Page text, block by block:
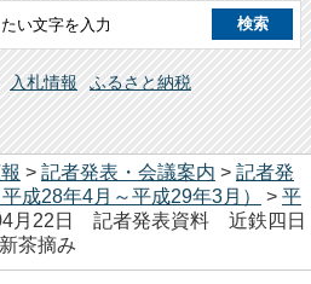
入札情報
ふるさと納税
> 記者発表・会議案内 > 記者発
成28年4月～平成29年3月） > 平
月22日 記者発表資料 近鉄四日
茶摘み